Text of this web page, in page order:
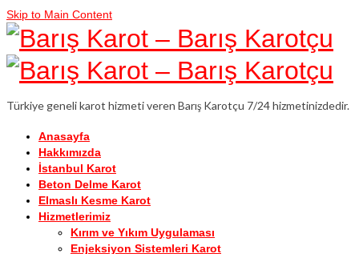
Skip to Main Content
Türkiye geneli karot hizmeti veren Barış Karotçu 7/24 hizmetinizdedir.
Anasayfa
Hakkımızda
İstanbul Karot
Beton Delme Karot
Elmaslı Kesme Karot
Hizmetlerimiz
Kırım ve Yıkım Uygulaması
Enjeksiyon Sistemleri Karot